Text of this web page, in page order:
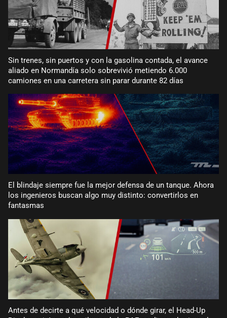
Sin trenes, sin puertos y con la gasolina contada, el avance
aliado en Normandía solo sobrevivió metiendo 6.000
camiones en una carretera sin parar durante 82 días
El blindaje siempre fue la mejor defensa de un tanque. Ahora
los ingenieros buscan algo muy distinto: convertirlos en
fantasmas
Antes de decirte a qué velocidad o dónde girar, el Head-Up